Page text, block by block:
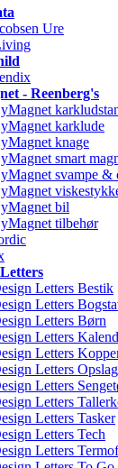
Ure
- Reenberg's
karklude
knage
smart
svampe &
bil
tilbehør
Letters Bestik
Letters
Letters Børn
Letters
Letters
Letters
Letters
Letters
Letters Tasker
Letters Tech
Letters